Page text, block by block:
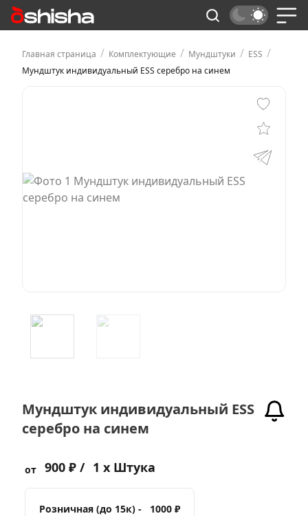
Главная страница / Комплектующие / Мундштуки / ESS /
Мундштук индивидуальный ESS серебро на синем
Мундштук индивидуальный ESS
серебро на синем
от 900 ₽ / 1 x Штука
Розничная (до 15к) -
1000 ₽